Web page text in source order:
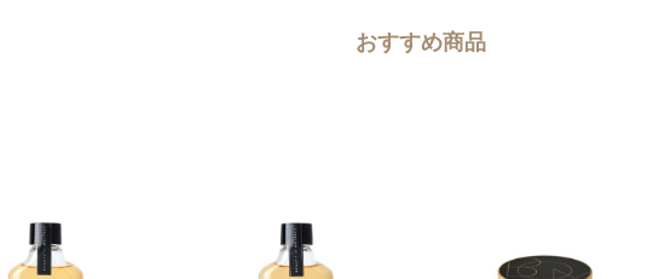
おすすめ商品